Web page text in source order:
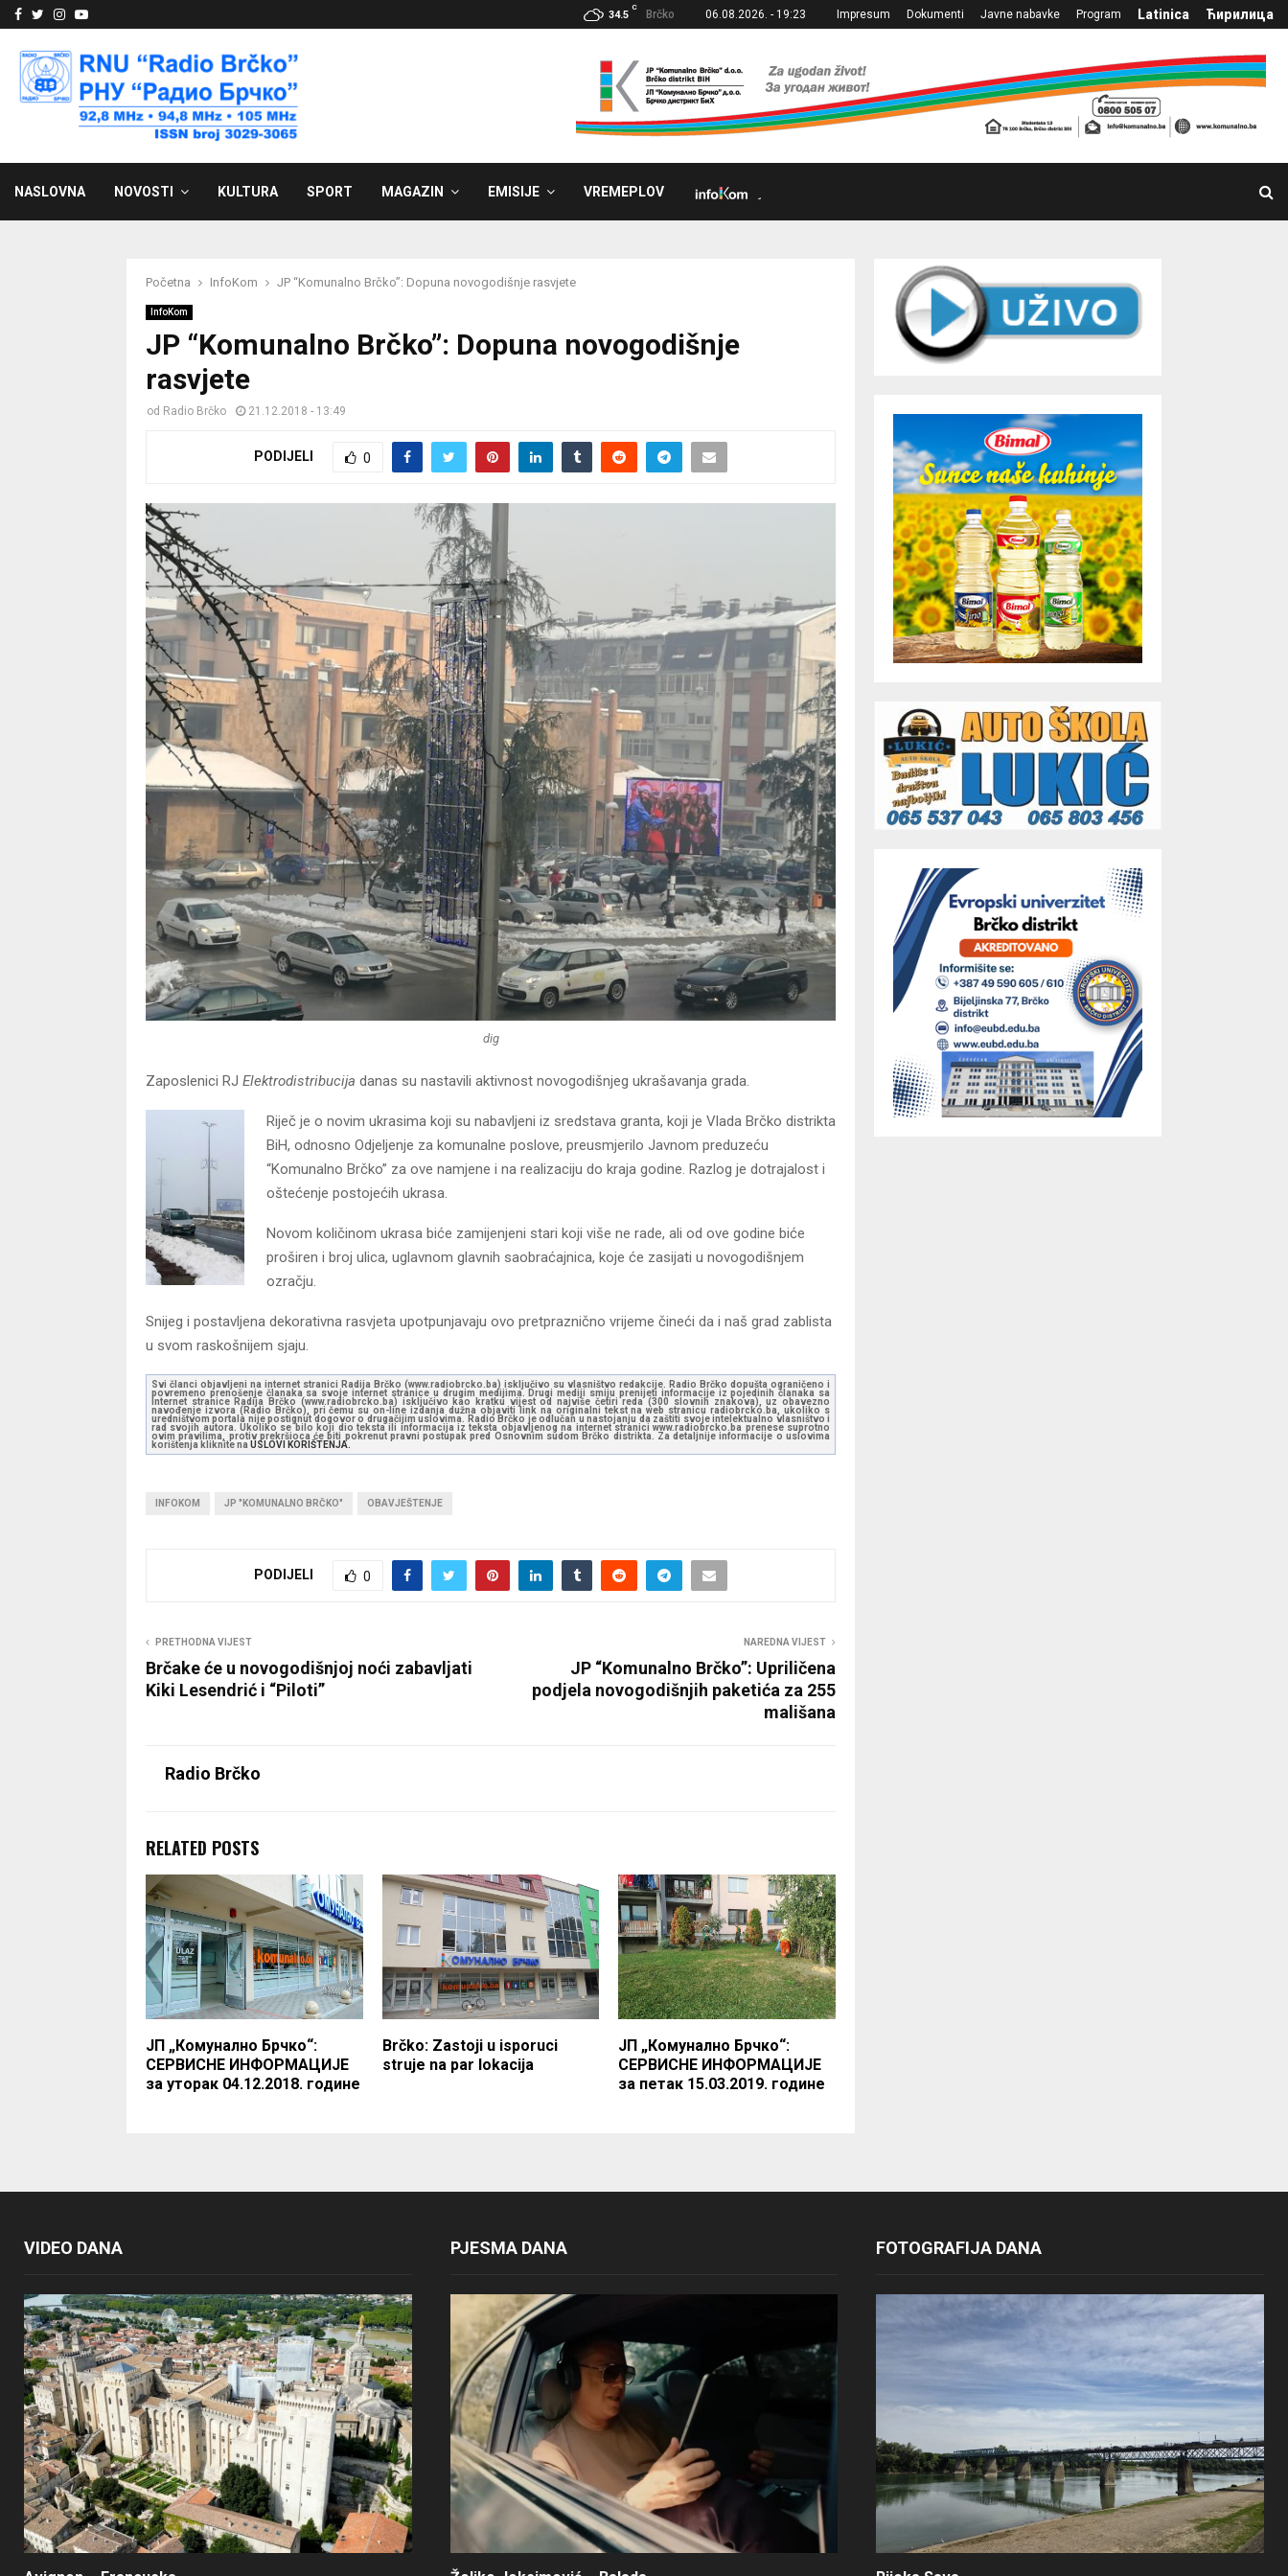
Facebook
Twitter
Instagram
Youtube 34.5
C
Brčko 06.08.2026. - 19:23 Impresum Dokumenti Javne nabavke Program Latinica Ћирилица
NASLOVNA NOVOSTI KULTURA SPORT MAGAZIN EMISIJE VREMEPLOV
Početna InfoKom JP “Komunalno Brčko”: Dopuna novogodišnje rasvjete
InfoKom
JP “Komunalno Brčko”: Dopuna novogodišnje
rasvjete
od Radio Brčko 21.12.2018 - 13:49
PODIJELI 0
dig
Zaposlenici RJ Elektrodistribucija danas su nastavili aktivnost novogodišnjeg ukrašavanja grada.
Riječ je o novim ukrasima koji su nabavljeni iz sredstava granta, koji je Vlada Brčko distrikta
BiH, odnosno Odjeljenje za komunalne poslove, preusmjerilo Javnom preduzeću
“Komunalno Brčko” za ove namjene i na realizaciju do kraja godine. Razlog je dotrajalost i
oštećenje postojećih ukrasa.
Novom količinom ukrasa biće zamijenjeni stari koji više ne rade, ali od ove godine biće
proširen i broj ulica, uglavnom glavnih saobraćajnica, koje će zasijati u novogodišnjem
ozračju.
Snijeg i postavljena dekorativna rasvjeta upotpunjavaju ovo pretpraznično vrijeme čineći da i naš grad zablista
u svom raskošnijem sjaju.
Svi članci objavljeni na internet stranici Radija Brčko (www.radiobrcko.ba) isključivo su vlasništvo redakcije. Radio Brčko dopušta ograničeno i
povremeno prenošenje članaka sa svoje internet stranice u drugim medijima. Drugi mediji smiju prenijeti informacije iz pojedinih članaka sa
Internet stranice Radija Brčko (www.radiobrcko.ba) isključivo kao kratku vijest od najviše četiri reda (300 slovnih znakova), uz obavezno
navođenje izvora (Radio Brčko), pri čemu su on-line izdanja dužna objaviti link na originalni tekst na web stranicu radiobrcko.ba, ukoliko s
uredništvom portala nije postignut dogovor o drugačijim uslovima. Radio Brčko je odlučan u nastojanju da zaštiti svoje intelektualno vlasništvo i
rad svojih autora. Ukoliko se bilo koji dio teksta ili informacija iz teksta objavljenog na internet stranici www.radiobrcko.ba prenese suprotno
ovim pravilima, protiv prekršioca će biti pokrenut pravni postupak pred Osnovnim sudom Brčko distrikta. Za detaljnije informacije o uslovima
korištenja kliknite na USLOVI KORIŠTENJA.
INFOKOM JP "KOMUNALNO BRČKO" OBAVJEŠTENJE
PODIJELI 0
PRETHODNA VIJEST
Brčake će u novogodišnjoj noći zabavljati
Kiki Lesendrić i “Piloti”
NAREDNA VIJEST
JP “Komunalno Brčko”: Upriličena
podjela novogodišnjih paketića za 255
mališana
Radio Brčko
RELATED POSTS
ЈП „Комунално Брчко“:
СЕРВИСНЕ ИНФОРМАЦИЈЕ
за уторак 04.12.2018. године
Brčko: Zastoji u isporuci
struje na par lokacija
ЈП „Комунално Брчко“:
СЕРВИСНЕ ИНФОРМАЦИЈЕ
за петак 15.03.2019. године
VIDEO DANA PJESMA DANA FOTOGRAFIJA DANA